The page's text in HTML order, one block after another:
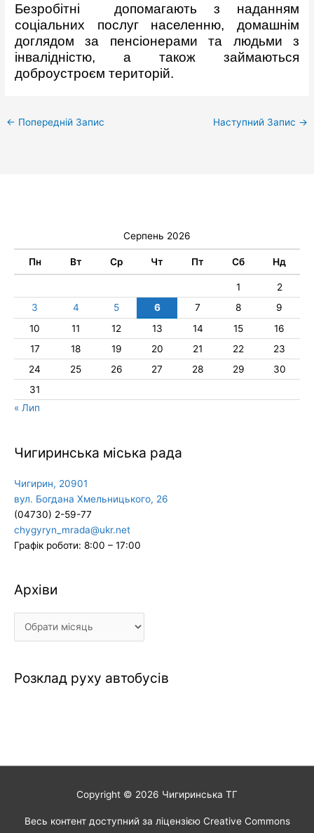
Безробітні допомагають з наданням
соціальних послуг населенню, домашнім
доглядом за пенсіонерами та людьми з
інвалідністю, а також займаються
доброустроєм територій.
← Попередній Запис Наступний Запис →
Серпень 2026
Пн Вт Ср Чт Пт Сб Нд
1
2
3
4 5 6 7 8
9
10
11 12 13 14 15
16
17
18 19 20 21 22
23
24
25 26 27 28 29
30
31
« Лип
Чигиринська міська рада
Чигирин, 20901
вул. Богдана Хмельницького, 26
(04730) 2-59-77
chygyryn_mrada@ukr.net
Графік роботи: 8:00 – 17:00
Архіви
Архіви
Розклад руху автобусів
Copyright © 2026 Чигиринська ТГ
Весь контент доступний за ліцензією Creative Commons